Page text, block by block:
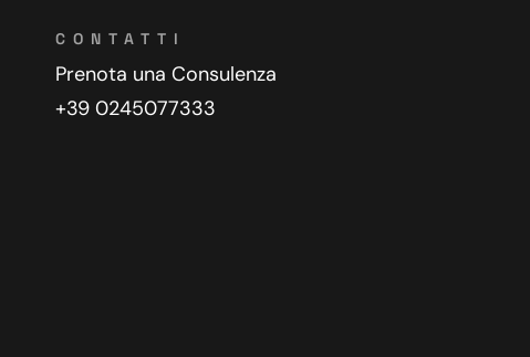
CONTATTI
Prenota una Consulenza
+39 0245077333